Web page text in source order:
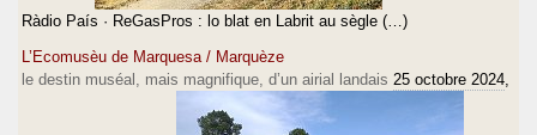
Ràdio País · ReGasPros : lo blat en Labrit au sègle (…)
L’Ecomusèu de Marquesa / Marquèze
le destin muséal, mais magnifique, d’un airial landais 25 octobre 2024,